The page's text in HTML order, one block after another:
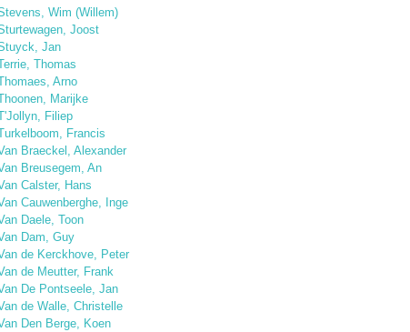
Wim (Willem)
Joost
Jan
Thomas
Arno
Marijke
Filiep
Francis
Braeckel, Alexander
Breusegem, An
Calster, Hans
Cauwenberghe, Inge
Daele, Toon
Dam, Guy
de Kerckhove, Peter
de Meutter, Frank
De Pontseele, Jan
de Walle, Christelle
Den Berge, Koen